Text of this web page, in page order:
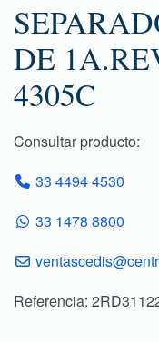
DE
4305C
Consultar producto:
33 4494 4530
33 1478 8800
Referencia: